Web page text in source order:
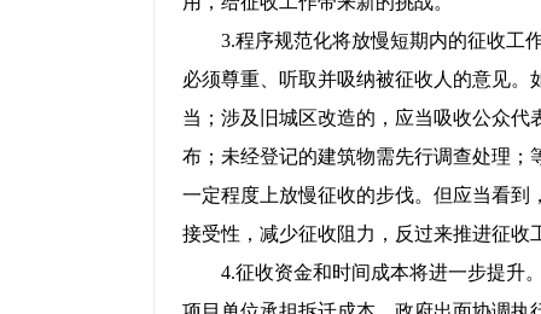
3.程序规范化将放慢短期内的征收工作
必须尊重、听取并吸纳被征收人的意见
当；涉及旧城区改造的，应当吸收公众
布；未经登记的建筑物需先行调查处理；
一定程度上放慢征收的步伐。但应当看
接受性，减少征收阻力，反过来推进征收
4.征收资金和时间成本将进一步提升。